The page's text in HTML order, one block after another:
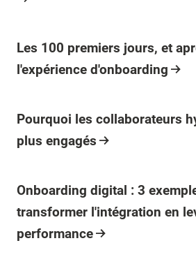
Article
Les 100 premiers jours, et
l'expérience d'onboarding
Article
Pourquoi les collaborateurs
plus engagés
Article
Onboarding digital : 3
transformer l'intégration en
performance